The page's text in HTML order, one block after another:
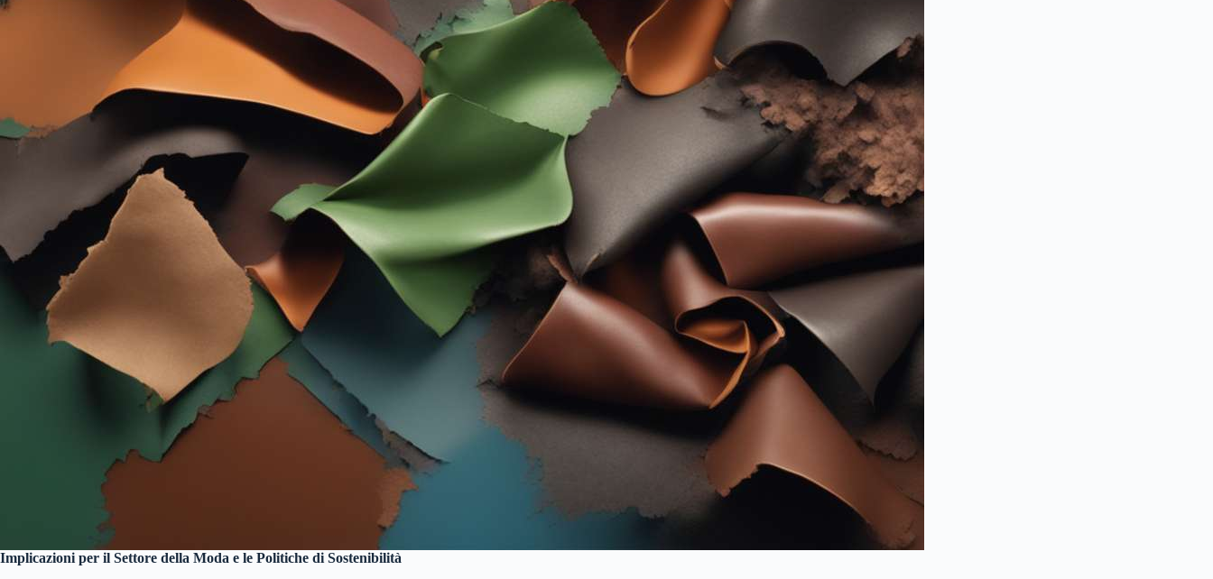
Implicazioni per il Settore della Moda e le Politiche di Sostenibilità